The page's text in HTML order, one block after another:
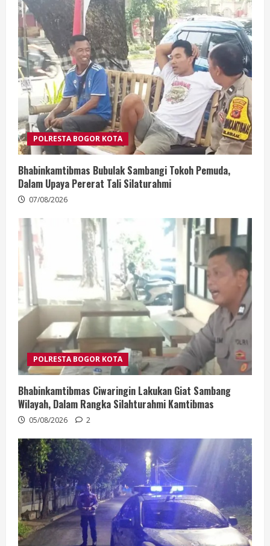
POLRESTA BOGOR KOTA
Bhabinkamtibmas Bubulak Sambangi Tokoh Pemuda,
Dalam Upaya Pererat Tali Silaturahmi
07/08/2026
POLRESTA BOGOR KOTA
Bhabinkamtibmas Ciwaringin Lakukan Giat Sambang
Wilayah, Dalam Rangka Silahturahmi Kamtibmas
05/08/2026 2